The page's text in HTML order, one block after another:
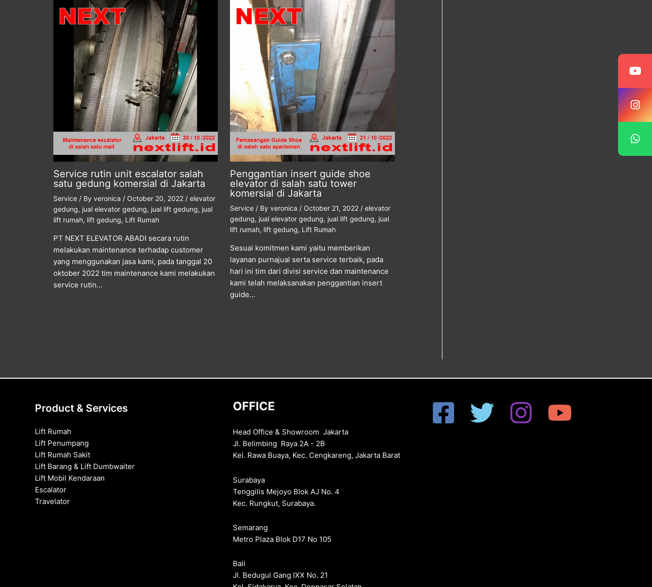
Service rutin unit escalator salah
satu gedung komersial di Jakarta
Service/ By veronica / October 20, 2022 / elevator
gedung, jual elevator gedung, jual lift gedung, jual
lift rumah, lift gedung, Lift Rumah
PT NEXT ELEVATOR ABADI secara rutin
melakukan maintenance terhadap customer
yang menggunakan jasa kami, pada tanggal 20
oktober 2022 tim maintenance kami melakukan
service rutin…
Penggantian insert guide shoe
elevator di salah satu tower
komersial di Jakarta
Service / By veronica / October 21, 2022 / elevator
gedung, jual elevator gedung, jual lift gedung, jual
lift rumah, lift gedung, Lift Rumah
Sesuai komitmen kami yaitu memberikan
layanan purnajual serta service terbaik, pada
hari ini tim dari divisi service dan maintenance
kami telah melaksanakan penggantian insert
guide…
Product & Services
Lift Rumah
Lift Penumpang
Lift Rumah Sakit
Lift Barang & Lift Dumbwaiter
Lift Mobil Kendaraan
Escalator
Travelator
OFFICE
Head Office & Showroom Jakarta
Jl. Belimbing Raya 2A - 2B
Kel. Rawa Buaya, Kec. Cengkareng, Jakarta Barat
Surabaya
Tenggilis Mejoyo Blok AJ No. 4
Kec. Rungkut, Surabaya.
Semarang
Metro Plaza Blok D17 No 105
Bali
Jl. Bedugul Gang IXX No. 21